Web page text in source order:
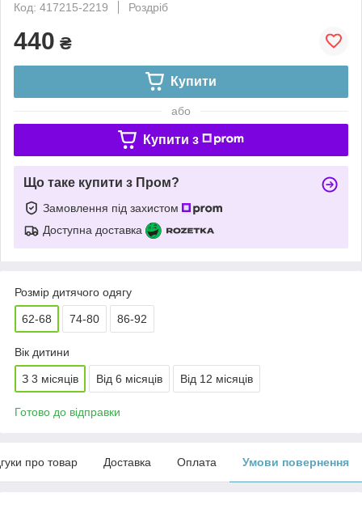
Код: 417215-2219
Роздріб
440 ₴
Купити
або
Купити з
Що таке купити з Пром?
Замовлення під захистом
Доступна доставка
Розмір дитячого одягу
62-68 74-80 86-92
Вік дитини
З 3 місяців Від 6 місяців Від 12 місяців
Готово до відправки
про товар Доставка Оплата Умови повернення